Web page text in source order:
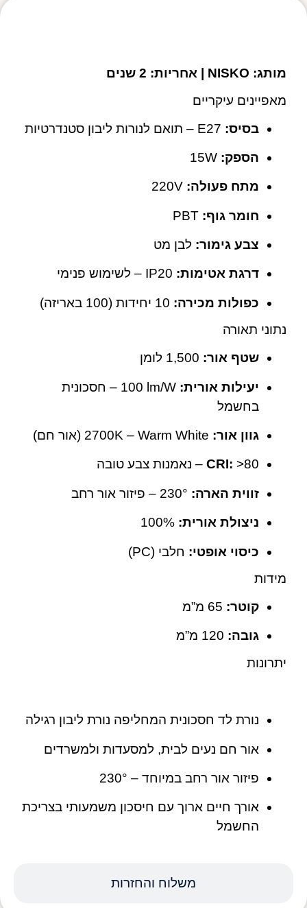
משלוח והחזרות
מותג: NISKO | אחריות: 2 שנים
מאפיינים עיקריים
בסיס:
הספק:
מתח פעולה:
חומר גוף:
צבע גימור:
דרגת אטימות:
כפולות מכירה:
נתוני תאורה
שטף אור:
יעילות אורית:
‎100 lm/W – חסכונית
בחשמל
גוון אור:
CRI: ‎>80 – נאמנות צבע טובה
זווית הארה:
ניצולת אורית:
כיסוי אופטי: חלבי (PC)
מידות
קוטר:
גובה:
יתרונות
נורת לד חסכונית המחליפה נורת ליבון רגילה
אור חם נעים לבית, למסעדות ולמשרדים
פיזור אור רחב במיוחד – ‎230°
אורך חיים ארוך עם חיסכון משמעותי בצריכת
החשמל